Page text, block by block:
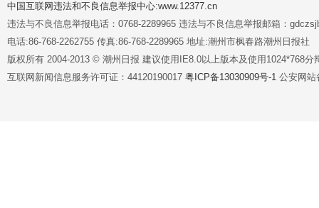
中国互联网违法和不良信息举报中心:www.12377.cn
违法与不良信息举报电话：0768-2289965 违法与不良信息举报邮箱：
电话:86-768-2262755 传真:86-768-2289965 地址:潮州市枫春路潮州日报社
版权所有 2004-2013 © 潮州日报 建议使用IE8.0以上版本及使用1024*768分
互联网新闻信息服务许可证：44120190017 粤ICP备13030909号-1 公安网站